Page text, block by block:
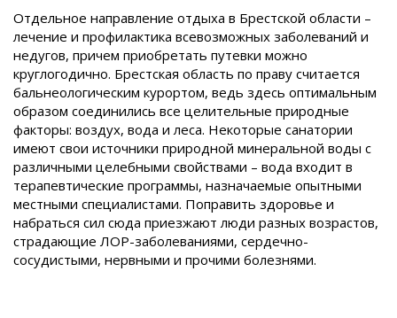
Отдельное направление отдыха в Брестской области –
лечение и профилактика всевозможных заболеваний и
недугов, причем приобретать путевки можно
круглогодично. Брестская область по праву считается
бальнеологическим курортом, ведь здесь оптимальным
образом соединились все целительные природные
факторы: воздух, вода и леса. Некоторые санатории
имеют свои источники природной минеральной воды с
различными целебными свойствами – вода входит в
терапевтические программы, назначаемые опытными
местными специалистами. Поправить здоровье и
набраться сил сюда приезжают люди разных возрастов,
страдающие ЛОР-заболеваниями, сердечно-
сосудистыми, нервными и прочими болезнями.